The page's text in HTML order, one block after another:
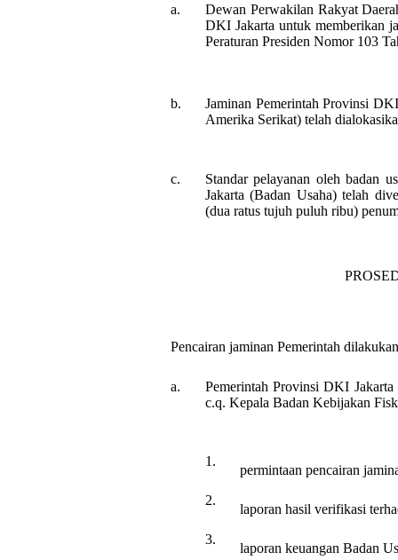
a.
Dewan Perwakilan Rakyat
DKI Jakarta untuk memberikan
Peraturan Presiden Nomor 103
b.
Jaminan Pemerintah Provinsi
Amerika Serikat) telah
c.
Standar pelayanan oleh badan
Jakarta (Badan Usaha) telah
(dua ratus tujuh puluh ribu)
Pencairan jaminan Pemerintah
a.
Pemerintah Provinsi DKI Jakarta
c.q. Kepala Badan Kebijakan
1.
permintaan pencairan
2.
laporan hasil verifikasi
3.
laporan keuangan Badan